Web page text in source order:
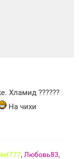
Хламид ??????
На чихи
, Любовь83,